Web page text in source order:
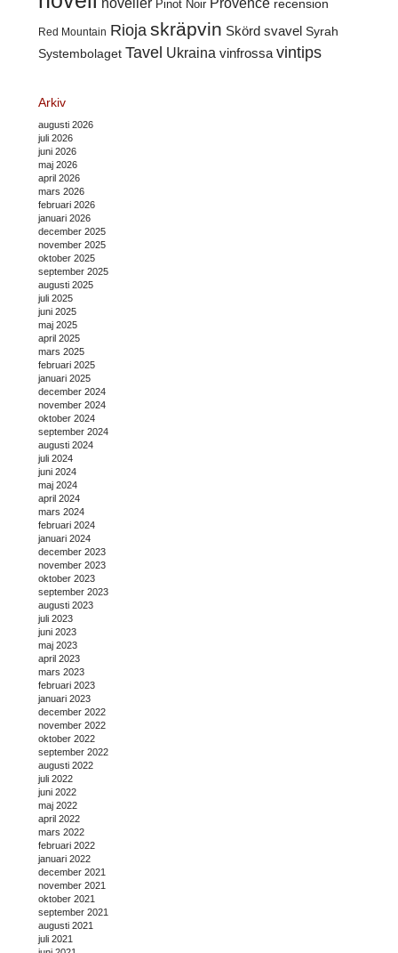
noveller Pinot Noir Provence recension
Red Mountain Rioja skräpvin Skörd svavel Syrah
Systembolaget Tavel Ukraina vinfrossa vintips
Arkiv
augusti 2026
juli 2026
juni 2026
maj 2026
april 2026
mars 2026
februari 2026
januari 2026
december 2025
november 2025
oktober 2025
september 2025
augusti 2025
juli 2025
juni 2025
maj 2025
april 2025
mars 2025
februari 2025
januari 2025
december 2024
november 2024
oktober 2024
september 2024
augusti 2024
juli 2024
juni 2024
maj 2024
april 2024
mars 2024
februari 2024
januari 2024
december 2023
november 2023
oktober 2023
september 2023
augusti 2023
juli 2023
juni 2023
maj 2023
april 2023
mars 2023
februari 2023
januari 2023
december 2022
november 2022
oktober 2022
september 2022
augusti 2022
juli 2022
juni 2022
maj 2022
april 2022
mars 2022
februari 2022
januari 2022
december 2021
november 2021
oktober 2021
september 2021
augusti 2021
juli 2021